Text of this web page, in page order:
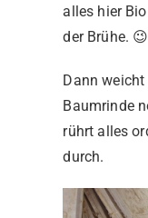
alles hier
der Brühe. 😉
Dann
Baumrinde
rührt alles
durch.